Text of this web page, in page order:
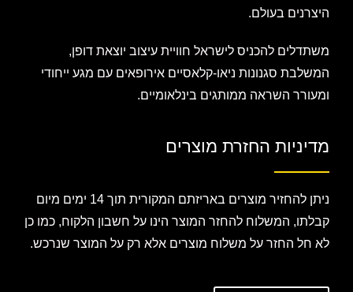
היצרנים בעולם.
משתדלים להכניס לישראל חוויית עיצוב יוצאת דופן,
המשלבת סגנונות ניאו-קלאסיים אירופאים עם מגע ייחודי
ומעורר השראה ממותגים בינלאומיים.
מדיניות החזרת מוצרים
ניתן להחזיר מוצרים באריזתם המקורית תוך 14 ימים מיום
קבלתו, המשלוח להחזר המוצר הינו על חשבון הלקוח, כמו כן
לא חל החזר על משלוח מוצרים אלא רק על המוצר שנרכש.